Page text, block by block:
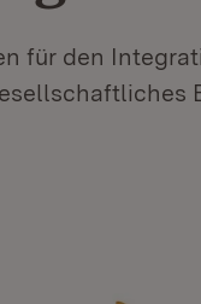
für den